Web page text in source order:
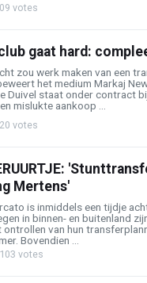
votes
gaat hard:
zou werk maken van een
het medium Markaj
Duivel staat onder contract bij
mislukte aankoop ...
votes
Mertens'
is inmiddels een tijdje
in binnen- en buitenland
ontrollen van hun
Bovendien ...
votes